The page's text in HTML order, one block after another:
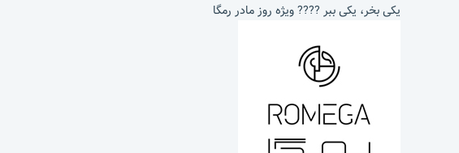
یکی بخر، یکی ببر ???? ویژه روز مادر رمگا